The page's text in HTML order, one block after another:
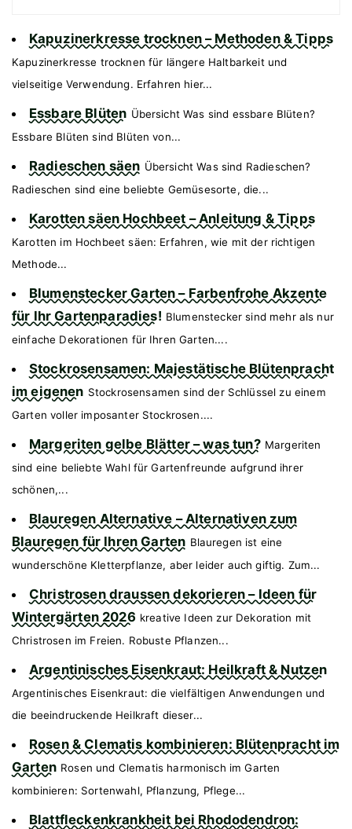
Kapuzinerkresse trocknen – Methoden & Tipps
Kapuzinerkresse trocknen für längere Haltbarkeit und
vielseitige Verwendung. Erfahren hier...
Essbare Blüten Übersicht Was sind essbare Blüten?
Essbare Blüten sind Blüten von...
Radieschen säen Übersicht Was sind Radieschen?
Radieschen sind eine beliebte Gemüsesorte, die...
Karotten säen Hochbeet – Anleitung & Tipps
Karotten im Hochbeet säen: Erfahren, wie mit der richtigen
Methode...
Blumenstecker Garten – Farbenfrohe Akzente
für Ihr Gartenparadies! Blumenstecker sind mehr als nur
einfache Dekorationen für Ihren Garten....
Stockrosensamen: Majestätische Blütenpracht
im eigenen Stockrosensamen sind der Schlüssel zu einem
Garten voller imposanter Stockrosen....
Margeriten gelbe Blätter – was tun? Margeriten
sind eine beliebte Wahl für Gartenfreunde aufgrund ihrer
schönen,...
Blauregen Alternative – Alternativen zum
Blauregen für Ihren Garten Blauregen ist eine
wunderschöne Kletterpflanze, aber leider auch giftig. Zum...
Christrosen draussen dekorieren – Ideen für
Wintergärten 2026 kreative Ideen zur Dekoration mit
Christrosen im Freien. Robuste Pflanzen...
Argentinisches Eisenkraut: Heilkraft & Nutzen
Argentinisches Eisenkraut: die vielfältigen Anwendungen und
die beeindruckende Heilkraft dieser...
Rosen & Clematis kombinieren: Blütenpracht im
Garten Rosen und Clematis harmonisch im Garten
kombinieren: Sortenwahl, Pflanzung, Pflege...
Blattfleckenkrankheit bei Rhododendron: